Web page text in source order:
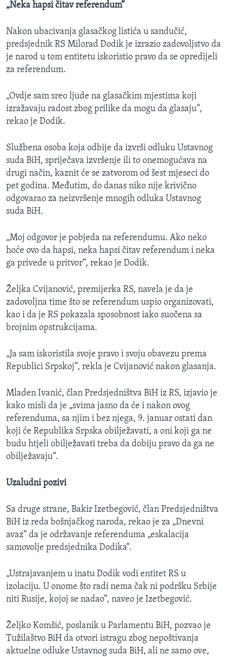
„Neka hapsi čitav referendum“
Nakon ubacivanja glasačkog listića u sandučić,
predsjednik RS Milorad Dodik je izrazio zadovoljstvo da
je narod u tom entitetu iskoristio pravo da se opredijeli
za referendum.
„Ovdje sam sreo ljude na glasačkim mjestima koji
izražavaju radost zbog prilike da mogu da glasaju“,
rekao je Dodik.
Službena osoba koja odbije da izvrši odluku Ustavnog
suda BiH, spriječava izvršenje ili to onemogućava na
drugi način, kaznit će se zatvorom od šest mjeseci do
pet godina. Međutim, do danas niko nije krivično
odgovarao za neizvršenje mnogih odluka Ustavnog
suda BiH.
„Moj odgovor je pobjeda na referendumu. Ako neko
hoće ovo da hapsi, neka hapsi čitav referendum i neka
ga privede u pritvor“, rekao je Dodik.
Željka Cvijanović, premijerka RS, navela je da je
zadovoljna time što se referendum uspio organizovati,
kao i da je RS pokazala sposobnost iako suočena sa
brojnim opstrukcijama.
„Ja sam iskoristila svoje pravo i svoju obavezu prema
Republici Srpskoj“, rekla je Cvijanović nakon glasanja.
Mladen Ivanić, član Predsjedništva BiH iz RS, izjavio je
kako misli da je „svima jasno da će i nakon ovog
referenduma, sa njim i bez njega, 9. januar ostati dan
koji će Republika Srpska obilježavati, a oni koji ga ne
budu htjeli obilježavati treba da dobiju pravo da ga ne
obilježavaju“.
Uzaludni pozivi
Sa druge strane, Bakir Izetbegović, član Predsjedništva
BiH iz reda bošnjačkog naroda, rekao je za „Dnevni
avaz“ da je održavanje referenduma „eskalacija
samovolje predsjednika Dodika“.
„Ustrajavanjem u inatu Dodik vodi entitet RS u
izolaciju. U onome što radi nema čak ni podršku Srbije
niti Rusije, kojoj se nadao“, naveo je Izetbegović.
Željko Komšić, poslanik u Parlamentu BiH, pozvao je
Tužilaštvo BiH da otvori istragu zbog nepoštivanja
aktuelne odluke Ustavnog suda BiH, ali ne samo ove,